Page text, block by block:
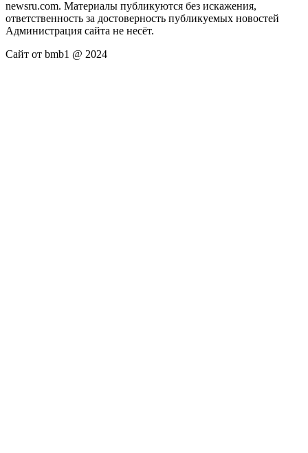
newsru.com. Материалы публикуются без искажения,
ответственность за достоверность публикуемых новостей
Администрация сайта не несёт.
Сайт от bmb1 @ 2024